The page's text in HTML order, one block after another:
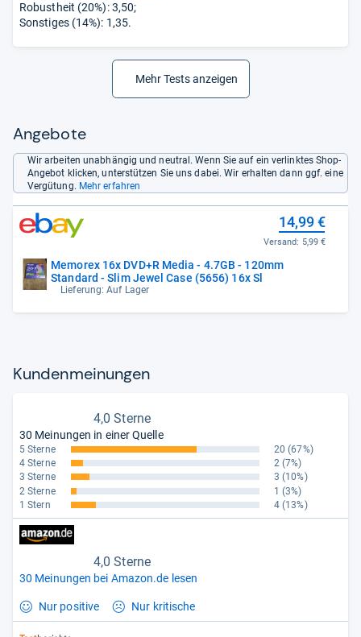
Robustheit (20%): 3,50;
Sonstiges (14%): 1,35.
Mehr Tests anzeigen
Angebote
Wir arbeiten unabhängig und neutral. Wenn Sie auf ein verlinktes Shop-
Angebot klicken, unterstützen Sie uns dabei. Wir erhalten dann ggf. eine
Vergütung. Mehr erfahren
Memorex 16x DVD+R Media - 4.7GB - 120mm
Standard - Slim Jewel Case (5656) 16x Sl
Lieferung: Auf Lager
14,99 €
Versand: 5,99 €
Kun­den­mei­nun­gen
4,0 Sterne
30 Meinungen in einer Quelle
5 Sterne 20 (67%)
4 Sterne
2 (7%)
3 Sterne
3 (10%)
2 Sterne
1 (3%)
1 Stern
4 (13%)
4,0 Sterne
30 Meinungen bei Amazon.de lesen
Nur positive Nur kritische